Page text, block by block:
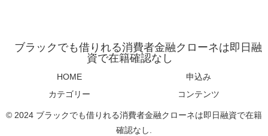
ブラックでも借りれる消費者金融クローネは即日融
資で在籍確認なし
HOME
申込み
カテゴリー
コンテンツ
© 2024 ブラックでも借りれる消費者金融クローネは即日融資で在籍
確認なし.